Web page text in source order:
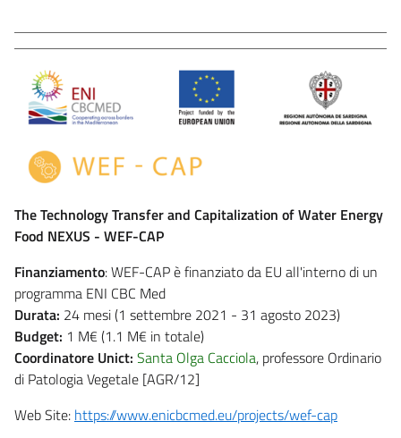
The Technology Transfer and Capitalization of Water Energy
Food NEXUS - WEF-CAP
Finanziamento: WEF-CAP è finanziato da EU all'interno di un
programma ENI CBC Med
Durata: 24 mesi (1 settembre 2021 - 31 agosto 2023)
Budget: 1 M€ (1.1 M€ in totale)
Coordinatore Unict: Santa Olga Cacciola, professore Ordinario
di Patologia Vegetale [AGR/12]
Web Site: https://www.enicbcmed.eu/projects/wef-cap